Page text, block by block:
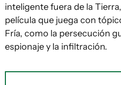
inteligente fuera de la
película que juega con
Fría, como la persecución
espionaje y la infiltración.